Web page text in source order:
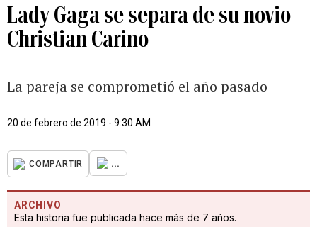
Lady Gaga se separa de su novio
Christian Carino
La pareja se comprometió el año pasado
20 de febrero de 2019 - 9:30 AM
COMPARTIR ...
ARCHIVO
Esta historia fue publicada hace más de 7 años.